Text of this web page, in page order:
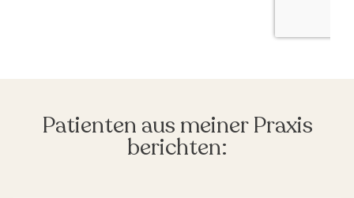
Patienten aus meiner Praxis
berichten: